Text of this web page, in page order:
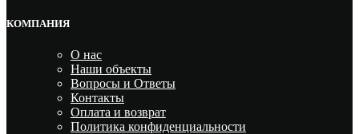
КОМПАНИЯ
О нас
Наши объекты
Вопросы и Ответы
Контакты
Оплата и возврат
Политика конфиденциальности